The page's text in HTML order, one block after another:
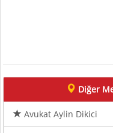
Diğer
Avukat Aylin Dikici